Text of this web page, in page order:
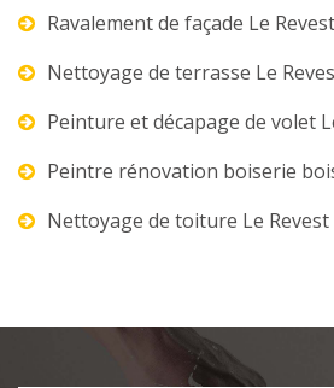
Ravalement de façade Le
Nettoyage de terrasse Le
Peinture et décapage de volet
Peintre rénovation boiserie
Nettoyage de toiture Le Revest